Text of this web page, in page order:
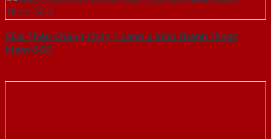
Cửa Thép Chống Cháy 1 canh o kinh thanh thoat
hiem-SGD